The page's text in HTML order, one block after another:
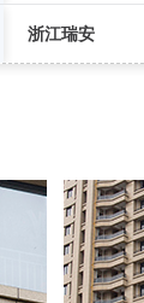
浙江瑞安